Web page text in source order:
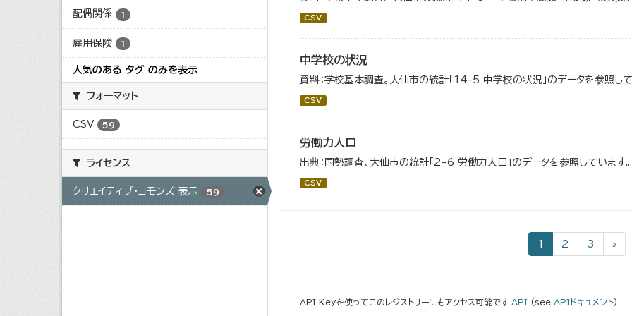
配偶関係 1
雇用保険 1
人気のある タグ のみを表示
フォーマット
CSV 59
ライセンス
クリエイティブ・コモンズ 表示 59
CSV
中学校の状況
資料：学校基本調査。大仙市の統計「14-5 中学校の状況」のデータを参照して
CSV
労働力人口
出典：国勢調査、大仙市の統計「2-6 労働力人口」のデータを参照しています。
CSV
1 2 3 »
API Keyを使ってこのレジストリーにもアクセス可能です API (see APIドキュメント).